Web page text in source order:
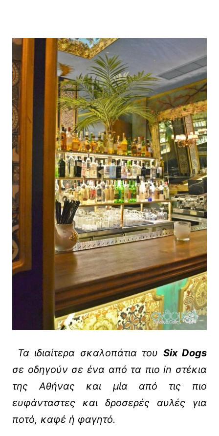
Τα ιδιαίτερα σκαλοπάτια του Six Dogs
σε οδηγούν σε ένα από τα πιο in στέκια
της Αθήνας και μία από τις πιο
ευφάνταστες και δροσερές αυλές για
ποτό, καφέ ή φαγητό.